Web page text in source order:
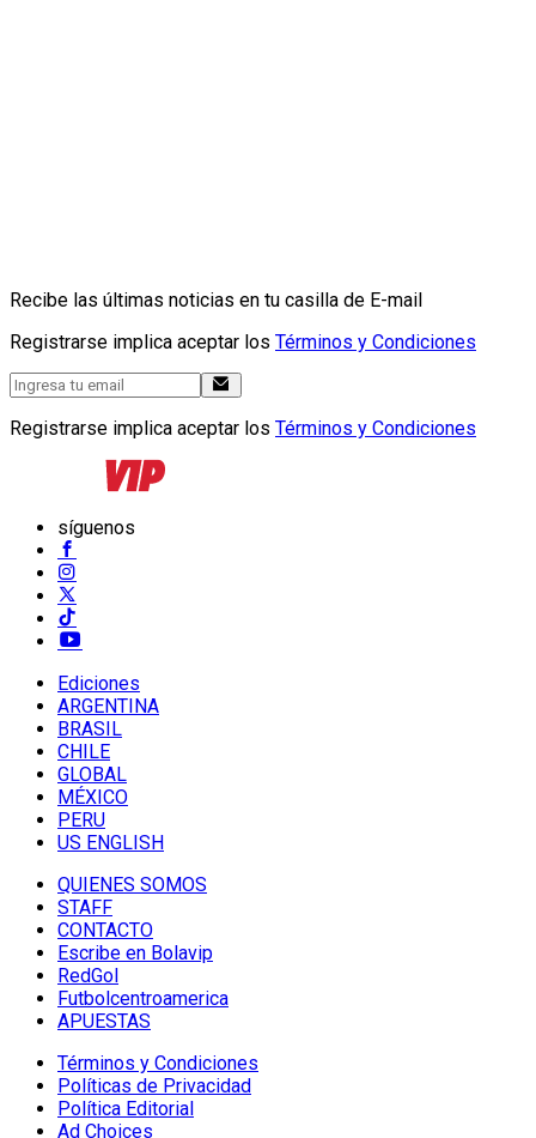
Recibe las últimas noticias en tu casilla de E-mail
Registrarse implica aceptar los Términos y Condiciones
Registrarse implica aceptar los Términos y Condiciones
síguenos
Ediciones
ARGENTINA
BRASIL
CHILE
GLOBAL
MÉXICO
PERU
US ENGLISH
QUIENES SOMOS
STAFF
CONTACTO
Escribe en Bolavip
RedGol
Futbolcentroamerica
APUESTAS
Términos y Condiciones
Políticas de Privacidad
Política Editorial
Ad Choices